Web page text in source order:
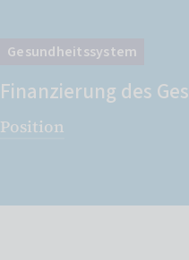
Gesundheitssystem
Finanzierung des
Position